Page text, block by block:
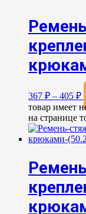
367 ₽ – 405 ₽
товар имеет
на странице